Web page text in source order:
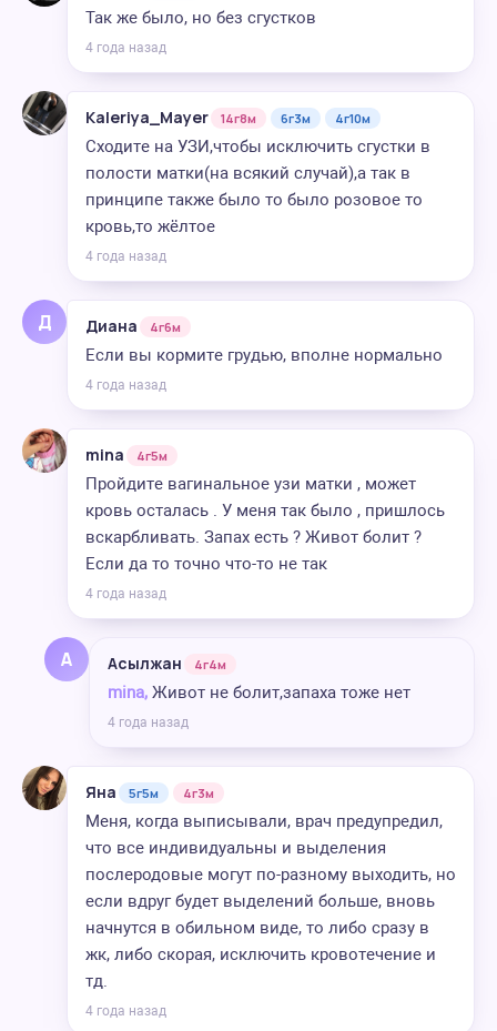
Так же было, но без сгустков
4 года назад
Kaleriya_Mayer 14г8м 6г3м 4г10м
Сходите на УЗИ,чтобы исключить сгустки в
полости матки(на всякий случай),а так в
принципе также было то было розовое то
кровь,то жёлтое
4 года назад
Д Диана 4г6м
Если вы кормите грудью, вполне нормально
4 года назад
mina 4г5м
Пройдите вагинальное узи матки , может
кровь осталась . У меня так было , пришлось
вскарбливать. Запах есть ? Живот болит ?
Если да то точно что-то не так
4 года назад
А Асылжан 4г4м
mina, Живот не болит,запаха тоже нет
4 года назад
Яна 5г5м 4г3м
Меня, когда выписывали, врач предупредил,
что все индивидуальны и выделения
послеродовые могут по-разному выходить, но
если вдруг будет выделений больше, вновь
начнутся в обильном виде, то либо сразу в
жк, либо скорая, исключить кровотечение и
тд.
4 года назад